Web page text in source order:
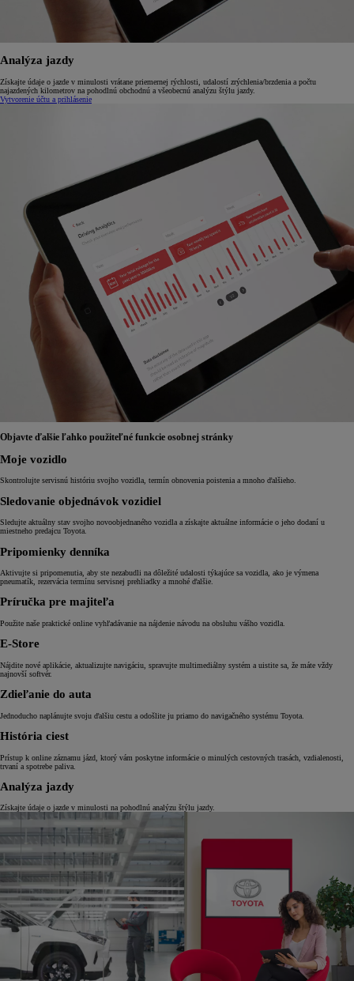
Analýza jazdy
Získajte údaje o jazde v minulosti vrátane priemernej rýchlosti, udalostí zrýchlenia/brzdenia a počtu
najazdených kilometrov na pohodlnú obchodnú a všeobecnú analýzu štýlu jazdy.
Vytvorenie účtu a prihlásenie
Objavte ďalšie ľahko použiteľné funkcie osobnej stránky
Moje vozidlo
Skontrolujte servisnú históriu svojho vozidla, termín obnovenia poistenia a mnoho ďalšieho.
Sledovanie objednávok vozidiel
Sledujte aktuálny stav svojho novoobjednaného vozidla a získajte aktuálne informácie o jeho dodaní u
miestneho predajcu Toyota.
Pripomienky denníka
Aktivujte si pripomenutia, aby ste nezabudli na dôležité udalosti týkajúce sa vozidla, ako je výmena
pneumatík, rezervácia termínu servisnej prehliadky a mnohé ďalšie.
Príručka pre majiteľa
Použite naše praktické online vyhľadávanie na nájdenie návodu na obsluhu vášho vozidla.
E-Store
Nájdite nové aplikácie, aktualizujte navigáciu, spravujte multimediálny systém a uistite sa, že máte vždy
najnovší softvér.
Zdieľanie do auta
Jednoducho naplánujte svoju ďalšiu cestu a odošlite ju priamo do navigačného systému Toyota.
História ciest
Prístup k online záznamu jázd, ktorý vám poskytne informácie o minulých cestovných trasách, vzdialenosti,
trvaní a spotrebe paliva.
Analýza jazdy
Získajte údaje o jazde v minulosti na pohodlnú analýzu štýlu jazdy.